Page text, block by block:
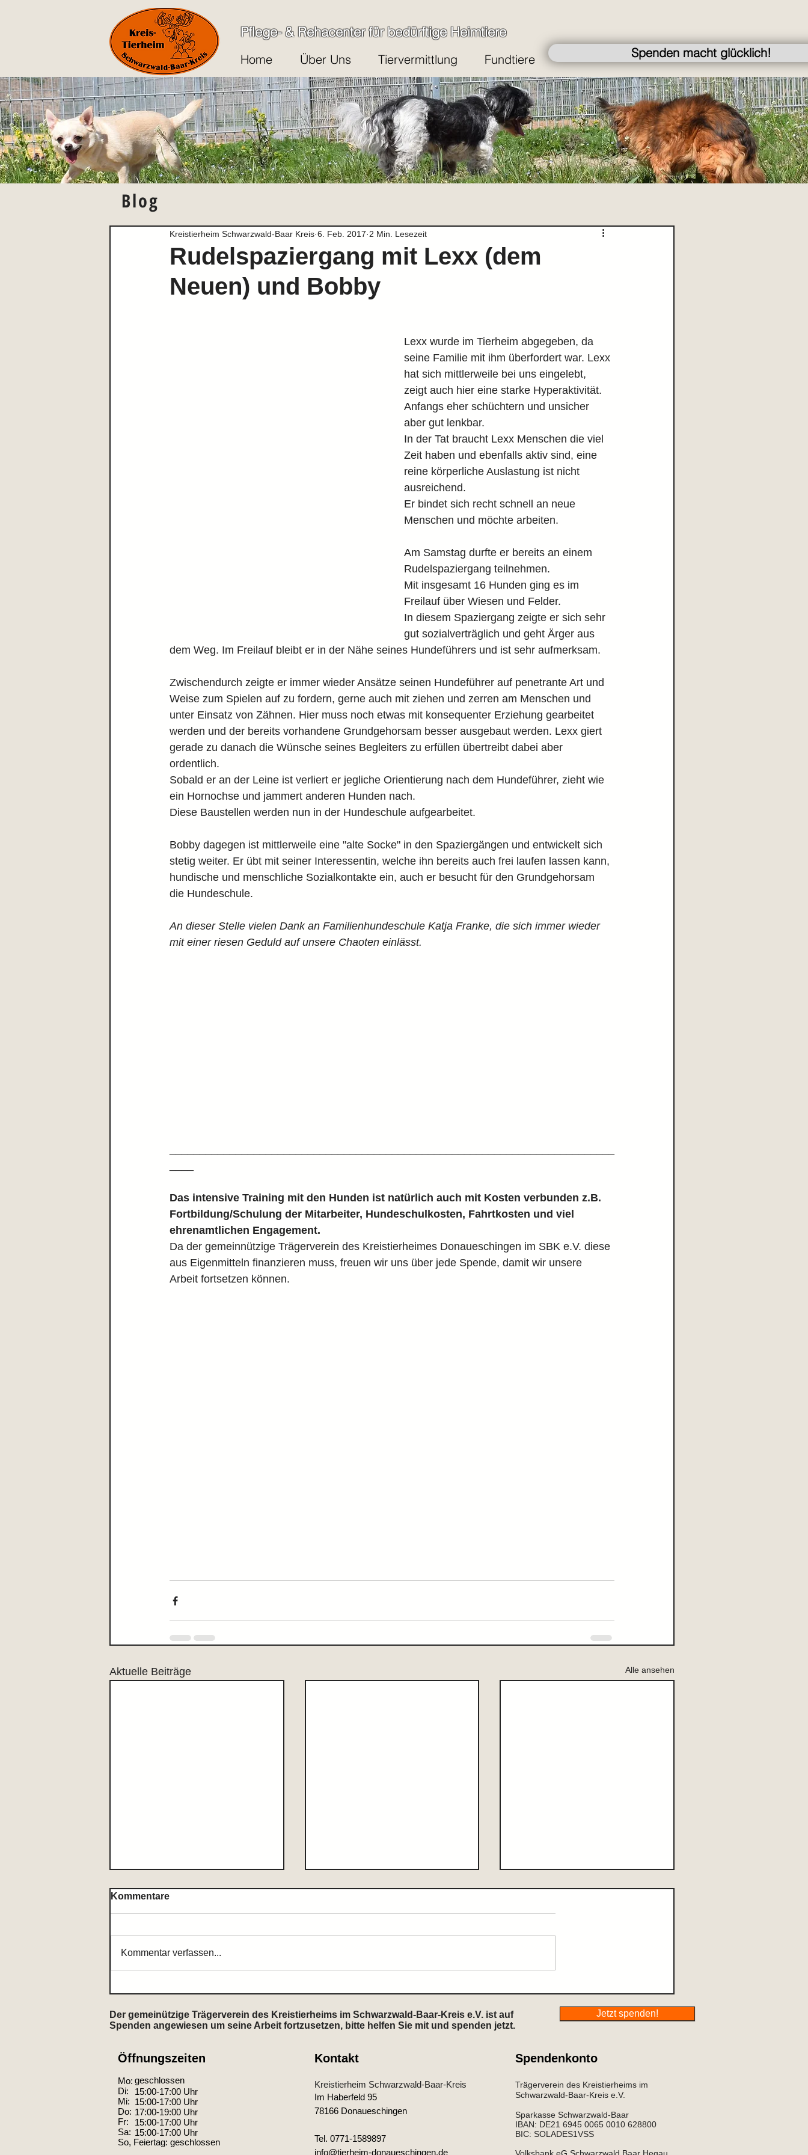
Pflege- & Rehacenter für bedürftige Heimtiere
Home Über Uns Tiervermittlung Fundtiere Spenden macht glücklich!
Blog
Rudelspaziergang mit Lexx (dem
Neuen) und Bobby
Kreistierheim Schwarzwald-Baar Kreis 6. Feb. 2017 2 Min. Lesezeit
Lexx wurde im Tierheim abgegeben, da
seine Familie mit ihm überfordert war. Lexx
hat sich mittlerweile bei uns eingelebt,
zeigt auch hier eine starke Hyperaktivität.
Anfangs eher schüchtern und unsicher
aber gut lenkbar.
In der Tat braucht Lexx Menschen die viel
Zeit haben und ebenfalls aktiv sind, eine
reine körperliche Auslastung ist nicht
ausreichend.
Er bindet sich recht schnell an neue
Menschen und möchte arbeiten.
Am Samstag durfte er bereits an einem
Rudelspaziergang teilnehmen.
Mit insgesamt 16 Hunden ging es im
Freilauf über Wiesen und Felder.
In diesem Spaziergang zeigte er sich sehr
gut sozialverträglich und geht Ärger aus
dem Weg. Im Freilauf bleibt er in der Nähe seines Hundeführers und ist sehr aufmerksam.
Zwischendurch zeigte er immer wieder Ansätze seinen Hundeführer auf penetrante Art und
Weise zum Spielen auf zu fordern, gerne auch mit ziehen und zerren am Menschen und
unter Einsatz von Zähnen. Hier muss noch etwas mit konsequenter Erziehung gearbeitet
werden und der bereits vorhandene Grundgehorsam besser ausgebaut werden. Lexx giert
gerade zu danach die Wünsche seines Begleiters zu erfüllen übertreibt dabei aber
ordentlich.
Sobald er an der Leine ist verliert er jegliche Orientierung nach dem Hundeführer, zieht wie
ein Hornochse und jammert anderen Hunden nach.
Diese Baustellen werden nun in der Hundeschule aufgearbeitet.
Bobby dagegen ist mittlerweile eine "alte Socke" in den Spaziergängen und entwickelt sich
stetig weiter. Er übt mit seiner Interessentin, welche ihn bereits auch frei laufen lassen kann,
hundische und menschliche Sozialkontakte ein, auch er besucht für den Grundgehorsam
die Hundeschule.
An dieser Stelle vielen Dank an Familienhundeschule Katja Franke, die sich immer wieder
mit einer riesen Geduld auf unsere Chaoten einlässt.
Das intensive Training mit den Hunden ist natürlich auch mit Kosten verbunden z.B.
Fortbildung/Schulung der Mitarbeiter, Hundeschulkosten, Fahrtkosten und viel
ehrenamtlichen Engagement.
Da der gemeinnützige Trägerverein des Kreistierheimes Donaueschingen im SBK e.V. diese
aus Eigenmitteln finanzieren muss, freuen wir uns über jede Spende, damit wir unsere
Arbeit fortsetzen können.
Aktuelle Beiträge Alle ansehen
Knoche
Kommentare
Kommentar verfassen...
Der gemeinützige Trägerverein des Kreistierheims im Schwarzwald-Baar-Kreis e.V. ist auf
Spenden angewiesen um seine Arbeit fortzusetzen, bitte helfen Sie mit und spenden jetzt.
Jetzt spenden!
geschlossen
15:00-17:00 Uhr
15:00-17:00 Uhr
17:00-19:00 Uhr
15:00-17:00 Uhr
15:00-17:00 Uhr
Öffnungszeiten
Mo:
Di:
Mi:
Do:
Fr:
Sa:
So, Feiertag: geschlossen
Kontakt
Kreistierheim Schwarzwald-Baar-Kreis
Im Haberfeld 95
78166 Donaueschingen
Tel. 0771-1589897
info@tierheim-donaueschingen.de
Spendenkonto
Trägerverein des Kreistierheims im
Schwarzwald-Baar-Kreis e.V.​​
Sparkasse Schwarzwald-Baar
IBAN: DE21 6945 0065 0010 628800
BIC: SOLADES1VSS
Volksbank eG Schwarzwald Baar Hegau